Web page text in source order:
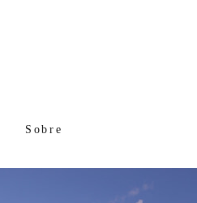
Sobre